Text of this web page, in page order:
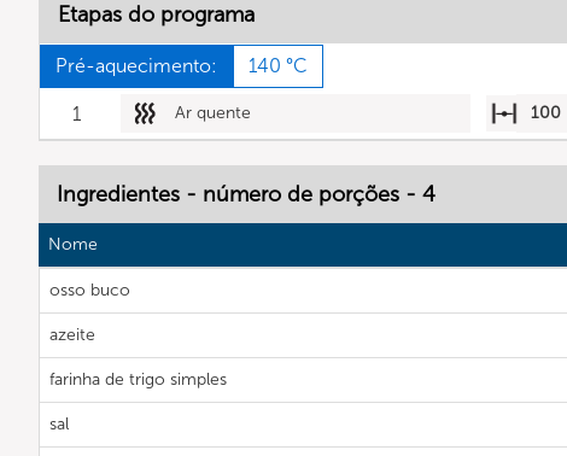
Etapas do programa
Pré-aquecimento: 140 °C
1 Ar quente 100
Ingredientes - número de porções - 4
Nome
osso buco
azeite
farinha de trigo simples
sal